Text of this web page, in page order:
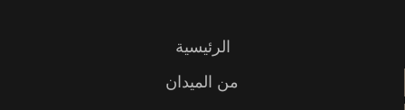
الرئيسية
من الميدان